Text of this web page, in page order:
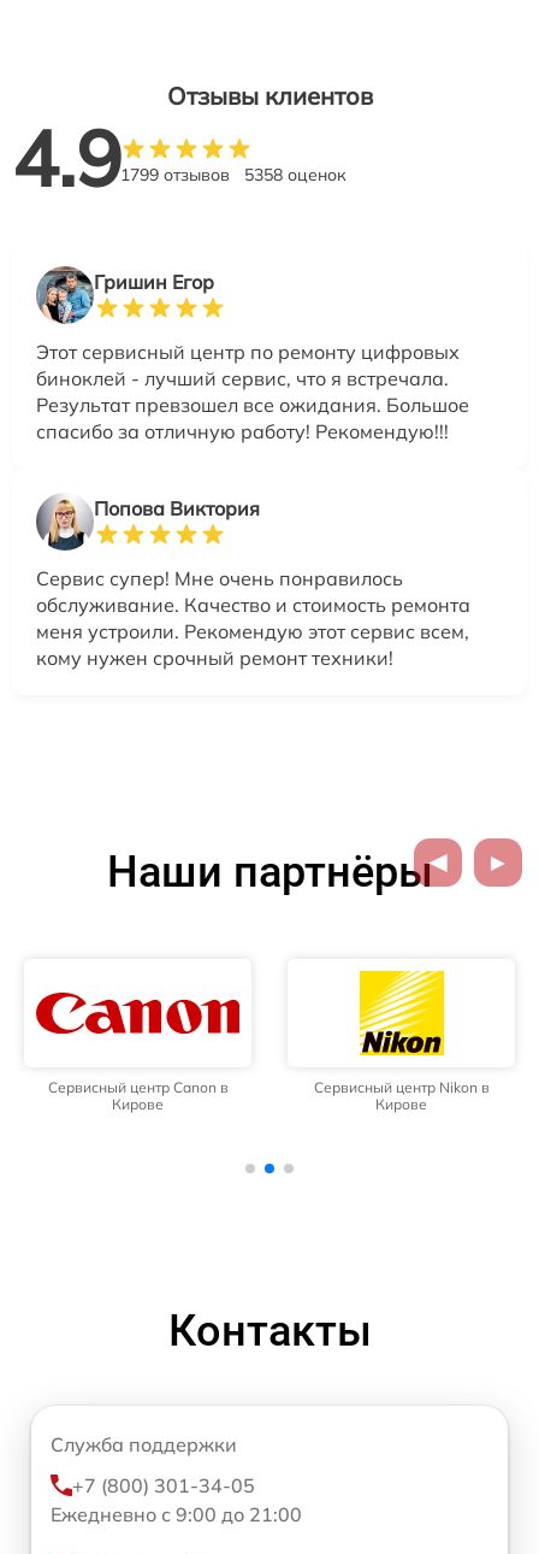
Отзывы клиентов
4.91799 отзывов 5358 оценок
Гришин Егор
Этот сервисный центр по ремонту цифровых
биноклей - лучший сервис, что я встречала.
Результат превзошел все ожидания. Большое
спасибо за отличную работу! Рекомендую!!!
Попова Виктория
Сервис супер! Мне очень понравилось
обслуживание. Качество и стоимость ремонта
меня устроили. Рекомендую этот сервис всем,
кому нужен срочный ремонт техники!
Наши партнёры
Сервисный центр Canon в
Кирове
Сервисный центр Nikon в
Кирове
Контакты
Служба поддержки
+7 (800) 301-34-05
Ежедневно с 9:00 до 21:00